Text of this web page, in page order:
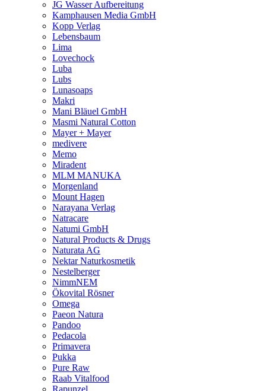
JG Wasser Aufbereitung
Kamphausen Media GmbH
Kopp Verlag
Lebensbaum
Lima
Lovechock
Luba
Lubs
Lunasoaps
Makri
Mani Bläuel GmbH
Masmi Natural Cotton
Mayer + Mayer
medivere
Memo
Miradent
MLM MANUKA
Morgenland
Mount Hagen
Narayana Verlag
Natracare
Natumi GmbH
Natural Products & Drugs
Naturata AG
Nektar Naturkosmetik
Nestelberger
NimmNEM
Ökovital Rösner
Omega
Paeon Natura
Pandoo
Pedacola
Primavera
Pukka
Pure Raw
Raab Vitalfood
Rapunzel